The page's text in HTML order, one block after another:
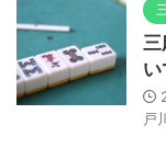
三
い
戸